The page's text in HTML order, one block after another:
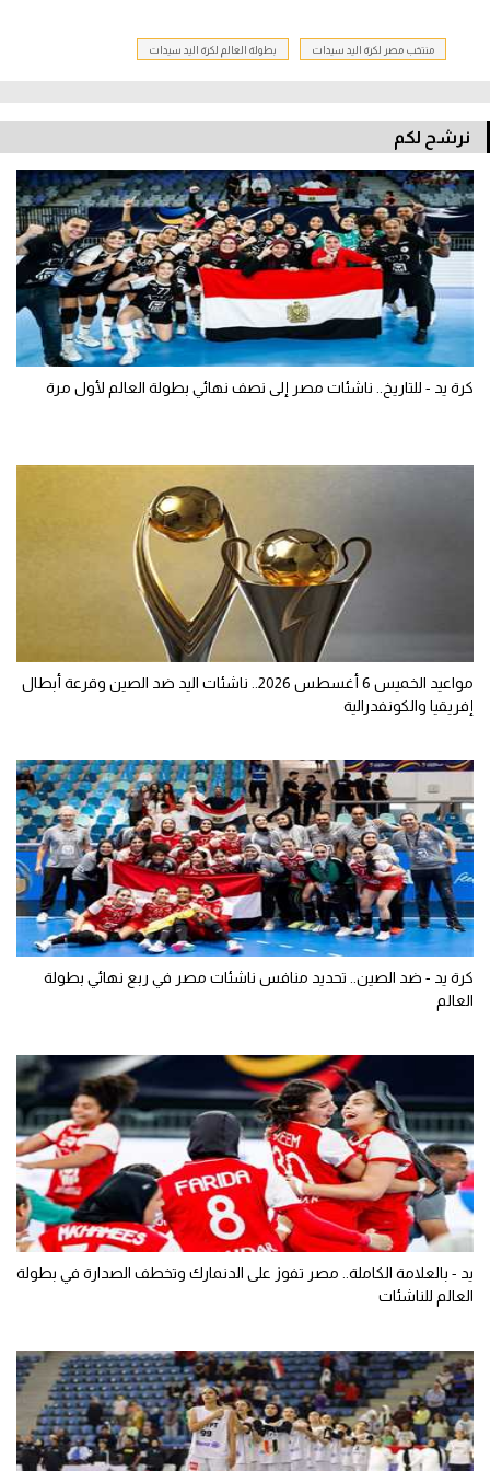
منتخب مصر لكرة اليد سيدات بطولة العالم لكرة اليد سيدات
نرشح لكم
كرة يد - للتاريخ.. ناشئات مصر إلى نصف نهائي بطولة العالم لأول مرة
مواعيد الخميس 6 أغسطس 2026.. ناشئات اليد ضد الصين وقرعة أبطال
إفريقيا والكونفدرالية
كرة يد - ضد الصين.. تحديد منافس ناشئات مصر في ربع نهائي بطولة
العالم
يد - بالعلامة الكاملة.. مصر تفوز على الدنمارك وتخطف الصدارة في بطولة
العالم للناشئات